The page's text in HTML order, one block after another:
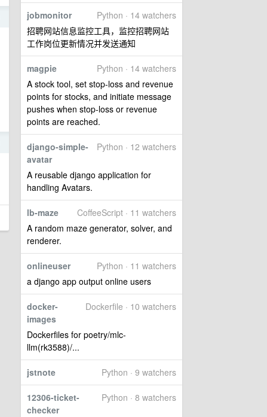
Python · 14 watchers
jobmonitor
招聘网站信息监控工具，监控招聘网站
工作岗位更新情况并发送通知
Python · 14 watchers
magpie
A stock tool, set stop-loss and revenue
points for stocks, and initiate message
pushes when stop-loss or revenue
points are reached.
Python · 12 watchers
django-simple-
avatar
A reusable django application for
handling Avatars.
CoffeeScript · 11 watchers
lb-maze
A random maze generator, solver, and
renderer.
Python · 11 watchers
onlineuser
a django app output online users
Dockerfile · 10 watchers
docker-
images
Dockerfiles for poetry/mlc-
llm(rk3588)/...
Python · 9 watchers
jstnote
Python · 8 watchers
12306-ticket-
checker